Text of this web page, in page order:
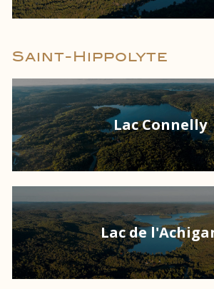
Saint-Hippolyte
Lac Connelly
Lac de